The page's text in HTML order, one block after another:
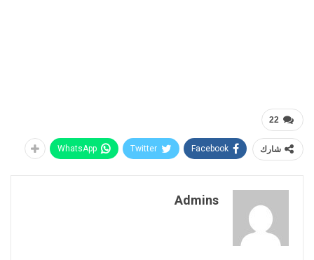
22
شارك Facebook
Twitter
WhatsApp
Admins